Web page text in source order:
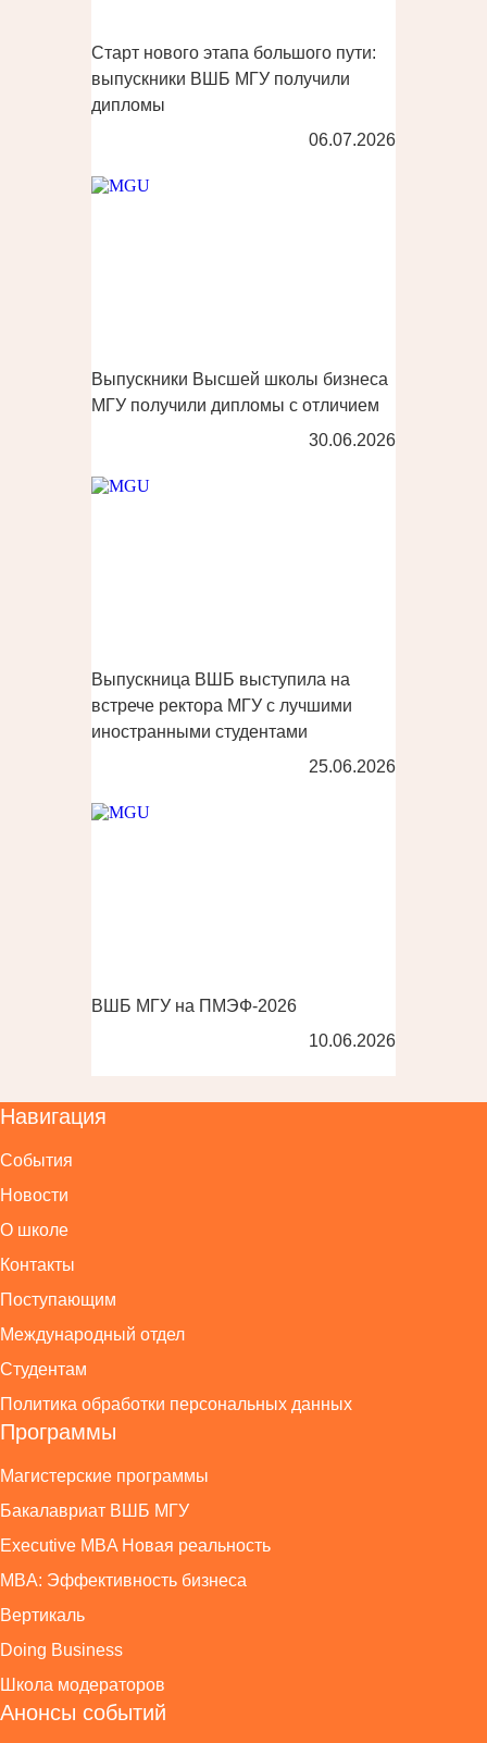
Старт нового этапа большого пути:
выпускники ВШБ МГУ получили
дипломы
06.07.2026
Выпускники Высшей школы бизнеса
МГУ получили дипломы с отличием
30.06.2026
Выпускница ВШБ выступила на
встрече ректора МГУ с лучшими
иностранными студентами
25.06.2026
ВШБ МГУ на ПМЭФ-2026
10.06.2026
Навигация
События
Новости
О школе
Контакты
Поступающим
Международный отдел
Студентам
Политика обработки персональных данных
Программы
Магистерские программы
Бакалавриат ВШБ МГУ
Executive MBA Новая реальность
MBA: Эффективность бизнеса
Вертикаль
Doing Business
Школа модераторов
Анонсы событий